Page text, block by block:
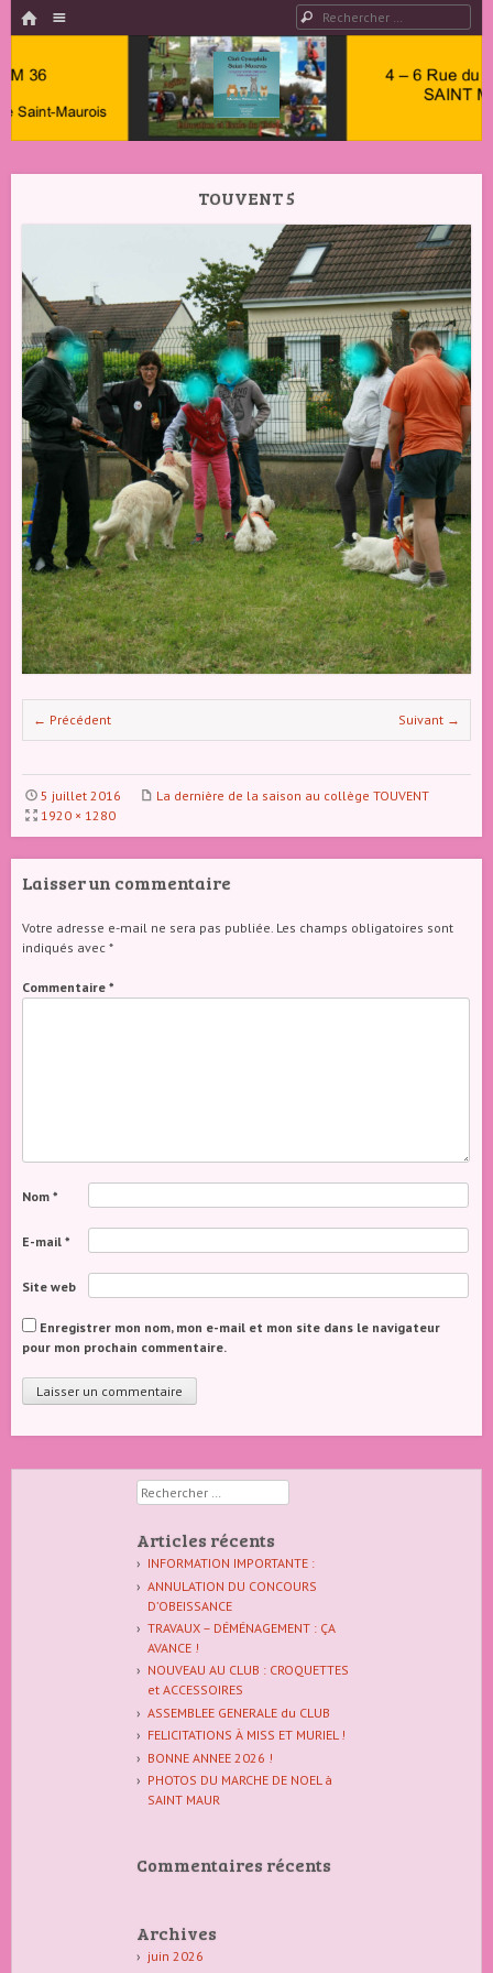
HOME Rechercher
Club
Cynophile
Canin
Indre 36
TOUVENT 5
← Précédent Suivant →
5 juillet 2016
La dernière de la saison au collège TOUVENT
1920 × 1280
Laisser un commentaire
Votre adresse e-mail ne sera pas publiée. Les champs obligatoires sont
indiqués avec *
Commentaire *
Nom *
E-mail *
Site web
Enregistrer mon nom, mon e-mail et mon site dans le navigateur
pour mon prochain commentaire.
Rechercher
Articles récents
INFORMATION IMPORTANTE :
ANNULATION DU CONCOURS
D’OBEISSANCE
TRAVAUX – DÉMÉNAGEMENT : ÇA
AVANCE !
NOUVEAU AU CLUB : CROQUETTES
et ACCESSOIRES
ASSEMBLEE GENERALE du CLUB
FELICITATIONS À MISS ET MURIEL !
BONNE ANNEE 2026 !
PHOTOS DU MARCHE DE NOEL à
SAINT MAUR
Commentaires récents
Archives
juin 2026